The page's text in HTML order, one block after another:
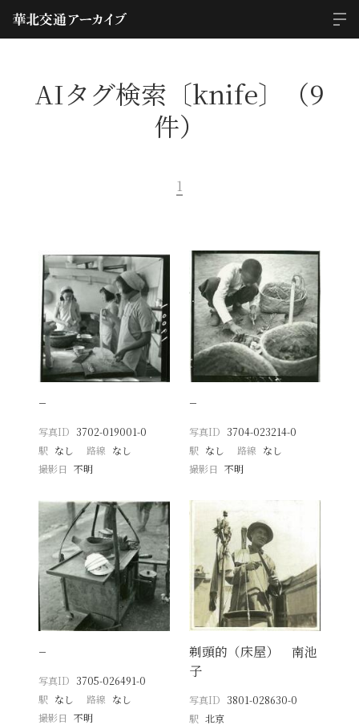
AIタグ検索〔knife〕（9
件）
1
−
写真ID 3702-019001-0
駅 なし 路線 なし
撮影日
不明
−
写真ID 3704-023214-0
駅 なし 路線 なし
撮影日 不明
−
写真ID 3705-026491-0
駅 なし 路線 なし
撮影日
不明
剃頭的（床屋） 南池
子
写真ID 3801-028630-0
駅 北京